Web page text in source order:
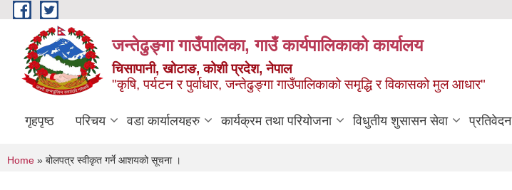
Skip to main content
जन्तेढुङ्गा गाउँपालिका, गाउँ कार्यपालिकाको कार्यालय
चिसापानी, खोटाङ, कोशी प्रदेश, नेपाल
"कृषि, पर्यटन र पुर्वाधार, जन्तेढुङ्गा गाउँपालिकाको समृद्धि र विकासको मुल आधार"
गृहपृष्ठ परिचय वडा कार्यालयहरु कार्यक्रम तथा परियोजना विधुतीय शुसासन सेवा प्रतिवेदन
You are here
Home » बोलपत्र स्वीकृत गर्ने आशयको सूचना ।